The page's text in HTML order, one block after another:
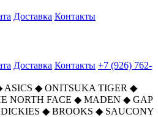
Доставка Контакты
Доставка Контакты +7 (926) 762-
ASICS ◆ ONITSUKA TIGER ◆
NORTH FACE ◆ MADEN ◆ GAP
DICKIES ◆ BROOKS ◆ SAUCONY